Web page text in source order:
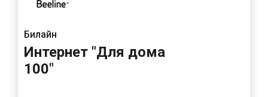
Билайн
Интернет "Для дома
100"